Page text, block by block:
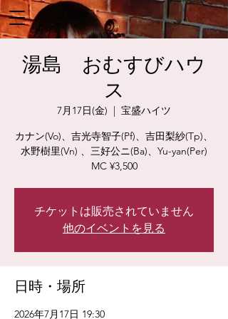
湯島 おむすびハウ
ス
7月17日(金)
  |
宝盛ハイツ
カナン(Vo)、吉光寺智子(Pf)、吉田梨紗(Tp)、
水野樹里(Vn) 、三好公ニ(Ba)、Yu-yan(Per)
MC ¥3,500
チケットは販売されていません
他のイベントを見る
日時・場所
2026年7月17日 19:30